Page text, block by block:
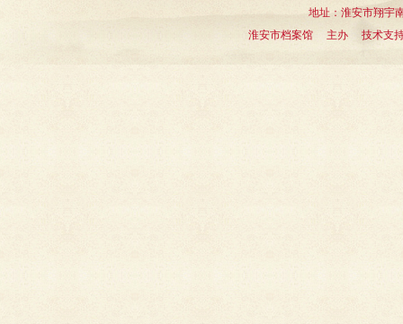
地址：淮安市翔宇
淮安市档案馆 主办 技术支持